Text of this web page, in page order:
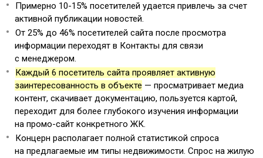
Примерно 10-15% посетителей удается привлечь за счет
активной публикации новостей.
От 25% до 46% посетителей сайта после просмотра
информации переходят в Контакты для связи
с менеджером.
Каждый 6 посетитель сайта проявляет активную
заинтересованность в объекте — просматривает медиа
контент, скачивает документацию, пользуется картой,
переходит для более глубокого изучения информации
на промо-сайт конкретного ЖК.
Концерн располагает полной статистикой спроса
на предлагаемые им типы недвижимости. Спрос на жилую